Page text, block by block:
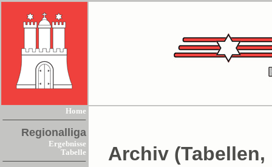
Home
Regionalliga
Ergebnisse
Tabelle
Archiv